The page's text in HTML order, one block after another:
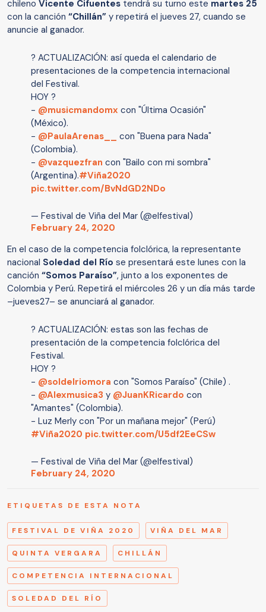
chileno Vicente Cifuentes tendrá su turno este martes 25
con la canción “Chillán” y repetirá el jueves 27, cuando se
anuncie al ganador.
? ACTUALIZACIÓN: así queda el calendario de
presentaciones de la competencia internacional
del Festival.
HOY ?
- @musicmandomx con "Última Ocasión"
(México).
- @PaulaArenas__
con "Buena para Nada"
(Colombia).
- @vazquezfran con "Bailo con mi sombra"
(Argentina).#Viña2020
pic.twitter.com/BvNdGD2NDo
— Festival de Viña del Mar (@elfestival)
February 24, 2020
En el caso de la competencia folclórica, la representante
nacional Soledad del Río se presentará este lunes con la
canción “Somos Paraíso”, junto a los exponentes de
Colombia y Perú. Repetirá el miércoles 26 y un día más tarde
–jueves27– se anunciará al ganador.
? ACTUALIZACIÓN: estas son las fechas de
presentación de la competencia folclórica del
Festival.
HOY ?
- @soldelriomora con "Somos Paraíso" (Chile) .
- @Alexmusica3 y @JuanKRicardo con
"Amantes" (Colombia).
- Luz Merly con "Por un mañana mejor" (Perú)
#Viña2020 pic.twitter.com/U5df2EeCSw
— Festival de Viña del Mar (@elfestival)
February 24, 2020
ETIQUETAS DE ESTA NOTA
FESTIVAL DE VIÑA 2020 VIÑA DEL MAR
QUINTA VERGARA CHILLÁN
COMPETENCIA INTERNACIONAL
SOLEDAD DEL RÍO